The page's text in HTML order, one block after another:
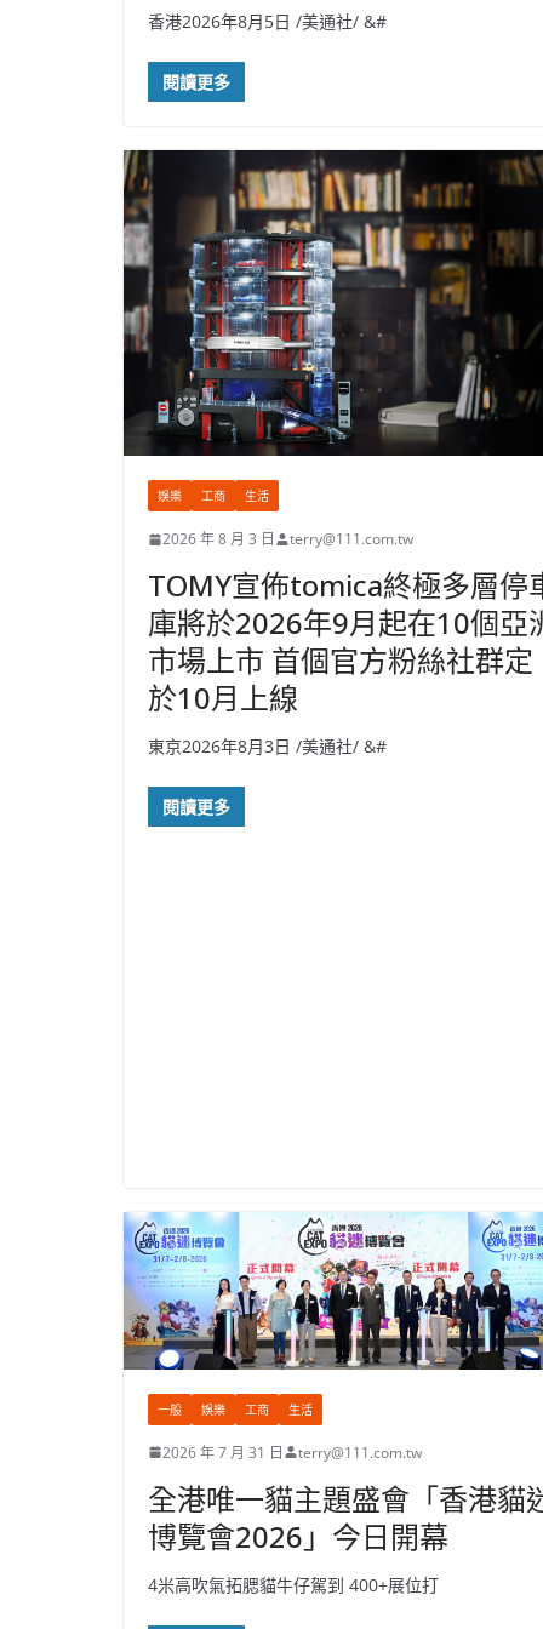
香港2026年8月5日 /美通社/ &#
閱讀更多
娛樂 工商 生活
2026 年 8 月 3 日 terry@111.com.tw
TOMY宣佈tomica終極多層停
庫將於2026年9月起在10個亞
市場上市 首個官方粉絲社群定
於10月上線
東京2026年8月3日 /美通社/ &#
閱讀更多
一般 娛樂 工商 生活
2026 年 7 月 31 日 terry@111.com.tw
全港唯一貓主題盛會「香港貓
博覽會2026」今日開幕
4米高吹氣拓腮貓牛仔駕到 400+展位打